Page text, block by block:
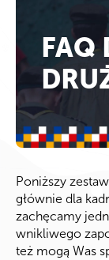
FAQ
Poniższy
głównie dla
zachęcamy
wnikliwego
też mogą Was